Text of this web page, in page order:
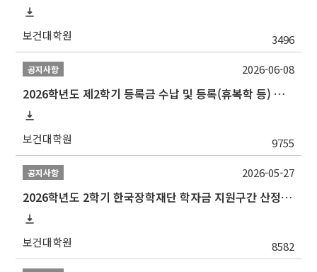
보건대학원 3496
공지사항
2026학년도 제2학기 등록금 수납 및 등록(휴복학 등) 일정 안내
보건대학원 9755
2026-06-08
공지사항
2026학년도 2학기 한국장학재단 학자금 지원구간 산정 신청 안내
보건대학원 8582
2026-05-27